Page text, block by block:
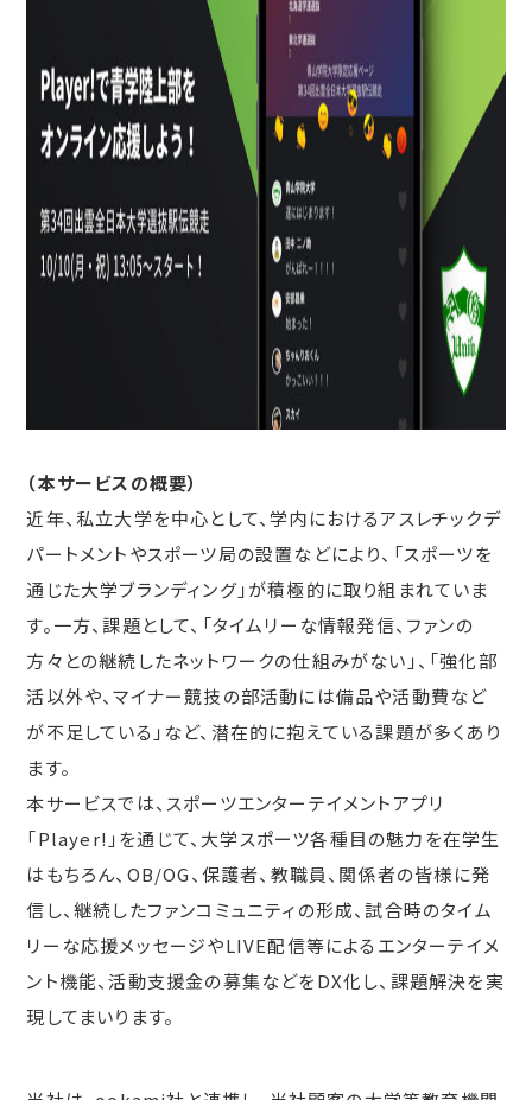
（本サービスの概要）
近年、私立大学を中心として、学内におけるアスレチックデ
パートメントやスポーツ局の設置などにより、「スポーツを
通じた大学ブランディング」が積極的に取り組まれていま
す。一方、課題として、「タイムリーな情報発信、ファンの
方々との継続したネットワークの仕組みがない」、「強化部
活以外や、マイナー競技の部活動には備品や活動費など
が不足している」など、潜在的に抱えている課題が多くあり
ます。
本サービスでは、スポーツエンターテイメントアプリ
「Player!」を通じて、大学スポーツ各種目の魅力を在学生
はもちろん、OB/OG、保護者、教職員、関係者の皆様に発
信し、継続したファンコミュニティの形成、試合時のタイム
リーな応援メッセージやLIVE配信等によるエンターテイメ
ント機能、活動支援金の募集などをDX化し、課題解決を実
現してまいります。